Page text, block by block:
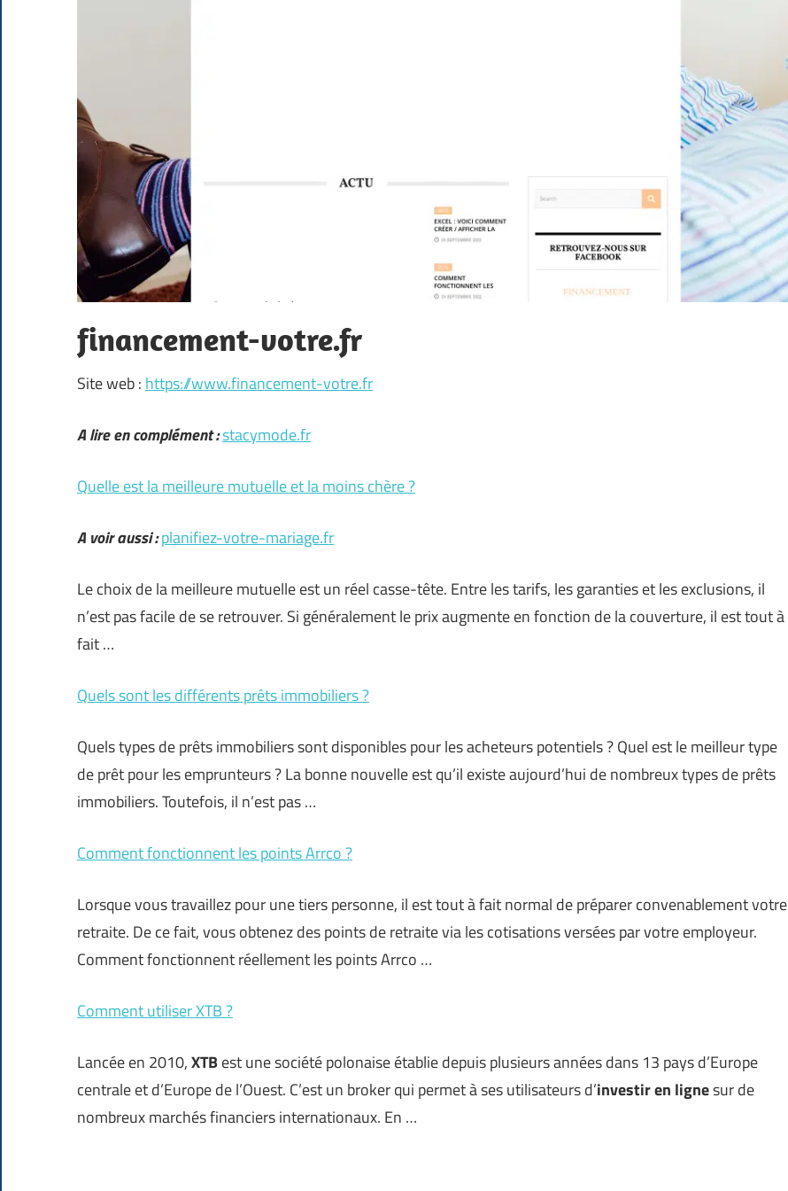
financement-votre.fr
Site web : https://www.financement-votre.fr
A lire en complément :stacymode.fr
Quelle est la meilleure mutuelle et la moins chère ?
A voir aussi :planifiez-votre-mariage.fr
Le choix de la meilleure mutuelle est un réel casse-tête. Entre les tarifs, les garanties et les exclusions, il
n’est pas facile de se retrouver. Si généralement le prix augmente en fonction de la couverture, il est tout à
fait …
Quels sont les différents prêts immobiliers ?
Quels types de prêts immobiliers sont disponibles pour les acheteurs potentiels ? Quel est le meilleur type
de prêt pour les emprunteurs ? La bonne nouvelle est qu’il existe aujourd’hui de nombreux types de prêts
immobiliers. Toutefois, il n’est pas …
Comment fonctionnent les points Arrco ?
Lorsque vous travaillez pour une tiers personne, il est tout à fait normal de préparer convenablement votre
retraite. De ce fait, vous obtenez des points de retraite via les cotisations versées par votre employeur.
Comment fonctionnent réellement les points Arrco …
Comment utiliser XTB ?
Lancée en 2010,XTBest une société polonaise établie depuis plusieurs années dans 13 pays d’Europe
centrale et d’Europe de l’Ouest. C’est un broker qui permet à ses utilisateurs d’investir en lignesur de
nombreux marchés financiers internationaux. En …